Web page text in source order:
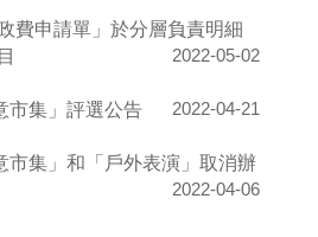
費申請單」於分層負責明細
2022-05-02
市集」評選公告 2022-04-21
市集」和「戶外表演」取消辦
2022-04-06